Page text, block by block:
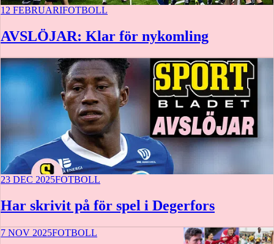
12 FEBRUARIFOTBOLL
AVSLÖJAR: Klar för nykomling
23 DEC 2025FOTBOLL
Har skrivit på för spel i Degerfors
7 NOV 2025FOTBOLL